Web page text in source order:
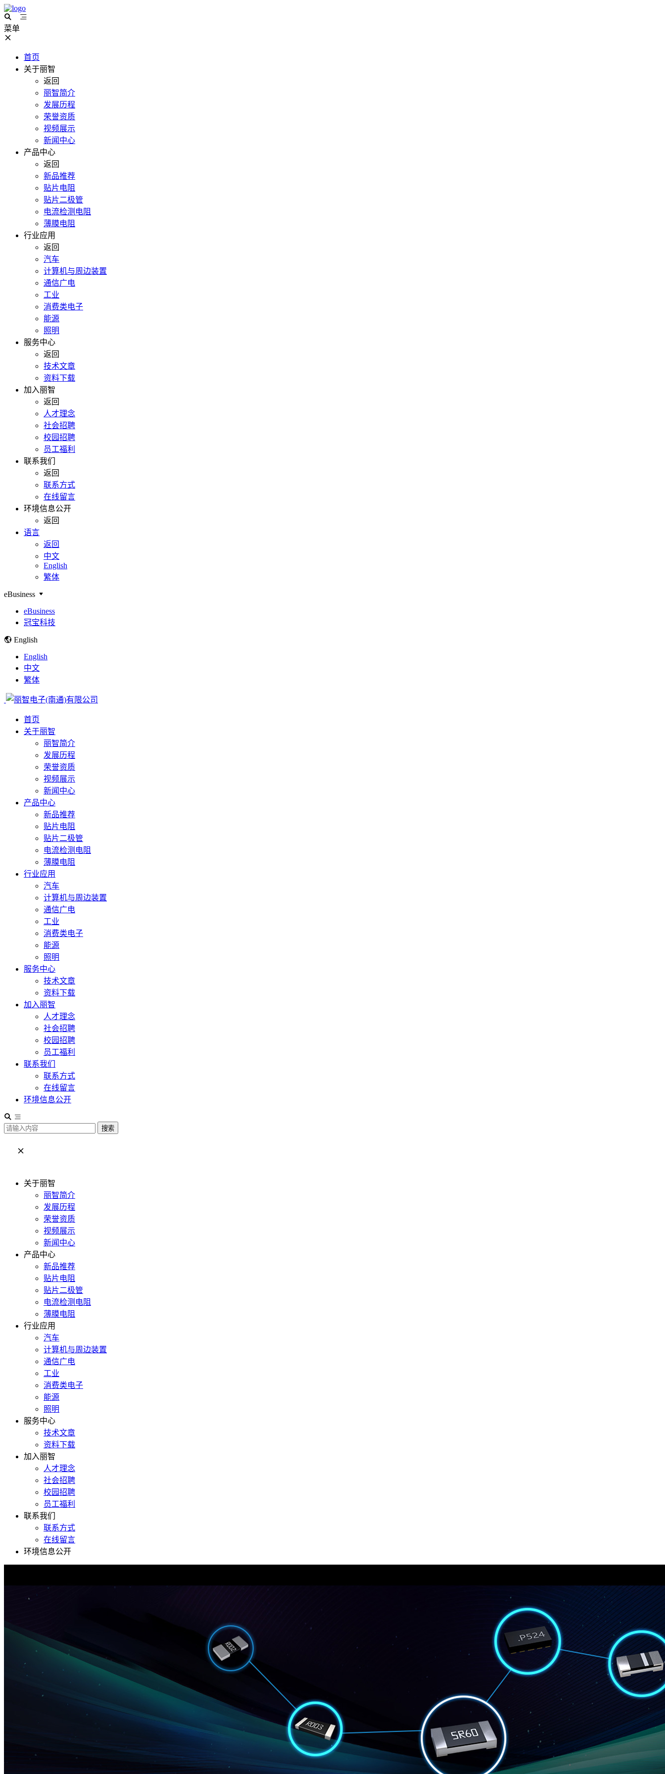
菜单
首页
关于丽智
返回
丽智简介
发展历程
荣誉资质
视频展示
新闻中心
产品中心
返回
新品推荐
贴片电阻
贴片二极管
电流检测电阻
薄膜电阻
行业应用
返回
汽车
计算机与周边装置
通信广电
工业
消费类电子
能源
照明
服务中心
返回
技术文章
资料下载
加入丽智
返回
人才理念
社会招聘
校园招聘
员工福利
联系我们
返回
联系方式
在线留言
环境信息公开
返回
语言
返回
中文
English
繁体
eBusiness
eBusiness
冠宝科技
English
English
中文
繁体
首页
关于丽智
丽智简介
发展历程
荣誉资质
视频展示
新闻中心
产品中心
新品推荐
贴片电阻
贴片二极管
电流检测电阻
薄膜电阻
行业应用
汽车
计算机与周边装置
通信广电
工业
消费类电子
能源
照明
服务中心
技术文章
资料下载
加入丽智
人才理念
社会招聘
校园招聘
员工福利
联系我们
联系方式
在线留言
环境信息公开
搜索
关于丽智
丽智简介
发展历程
荣誉资质
视频展示
新闻中心
产品中心
新品推荐
贴片电阻
贴片二极管
电流检测电阻
薄膜电阻
行业应用
汽车
计算机与周边装置
通信广电
工业
消费类电子
能源
照明
服务中心
技术文章
资料下载
加入丽智
人才理念
社会招聘
校园招聘
员工福利
联系我们
联系方式
在线留言
环境信息公开